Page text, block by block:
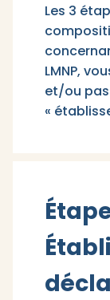
Les 3
LMNP,
et/ou
«